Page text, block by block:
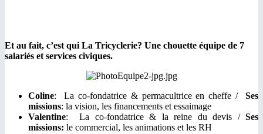
Et au fait, c’est qui La Tricyclerie? Une chouette équipe de 7
salariés et services civiques.
Coline: La co-fondatrice & permacultrice en cheffe / Ses
missions: la vision, les financements et essaimage
Valentine: La co-fondatrice & la reine du devis / Ses
missions: le commercial, les animations et les RH